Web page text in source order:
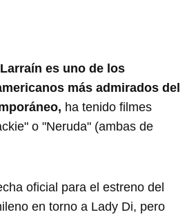
Larraín es uno de los
más admirados del
ha tenido filmes
o "Neruda" (ambas de
oficial para el estreno del
en torno a Lady Di, pero